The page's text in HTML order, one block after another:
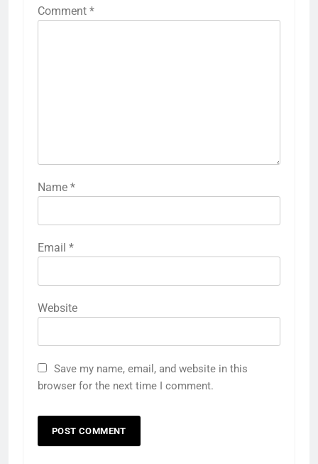
Comment *
Name *
Email *
Website
Save my name, email, and website in this
browser for the next time I comment.